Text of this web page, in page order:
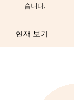
습니다.
현재 보기